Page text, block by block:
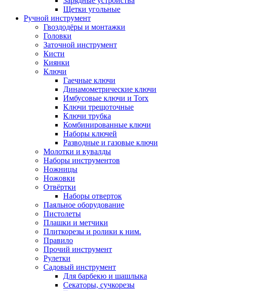
Щетки угольные
Ручной инструмент
Гвоздодёры и монтажки
Головки
Заточной инструмент
Кисти
Киянки
Ключи
Гаечные ключи
Динамометрические ключи
Имбусовые ключи и Torx
Ключи трещоточные
Ключи трубка
Комбинированные ключи
Наборы ключей
Разводные и газовые ключи
Молотки и кувалды
Наборы инструментов
Ножницы
Ножовки
Отвёртки
Наборы отверток
Паяльное оборудование
Пистолеты
Плашки и метчики
Плиткорезы и ролики к ним.
Правило
Прочий инструмент
Рулетки
Садовый инструмент
Для барбекю и шашлыка
Секаторы, сучкорезы